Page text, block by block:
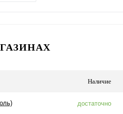
Наличие
достаточно